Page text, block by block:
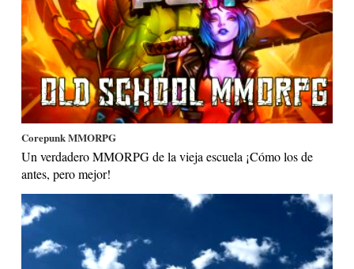
Corepunk MMORPG
Un verdadero MMORPG de la vieja escuela ¡Cómo los de
antes, pero mejor!